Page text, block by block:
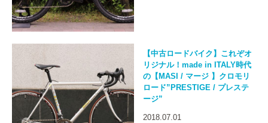
【中古ロードバイク】これぞオ
リジナル！made in ITALY時代
の【MASI / マージ 】クロモリ
ロード”PRESTIGE / プレステ
ージ”
2018.07.01